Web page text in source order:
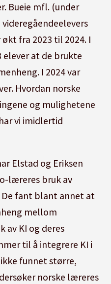
Bueie mfl. (under
fra 2023 til 2024. I
elever at de brukte
I 2024 var
Hvordan norske
og mulighetene
vi imidlertid
Elstad og Eriksen
læreres bruk av
fant blant annet at
mellom
av KI og deres
til å integrere KI i
funnet større,
norske læreres